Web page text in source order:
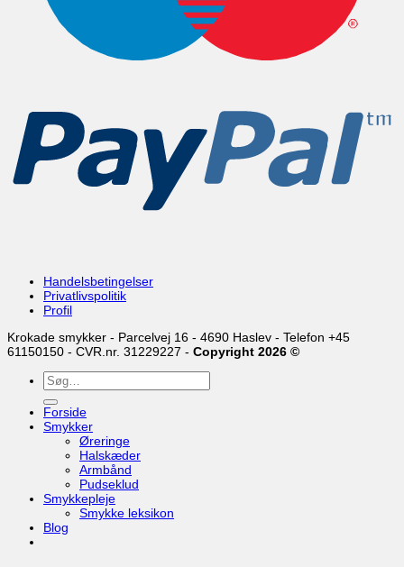
Handelsbetingelser
Privatlivspolitik
Profil
Krokade smykker - Parcelvej 16 - 4690 Haslev - Telefon +45
61150150 - CVR.nr. 31229227 - Copyright 2026 ©
Søg
efter:
Forside
Smykker
Øreringe
Halskæder
Armbånd
Pudseklud
Smykkepleje
Smykke leksikon
Blog